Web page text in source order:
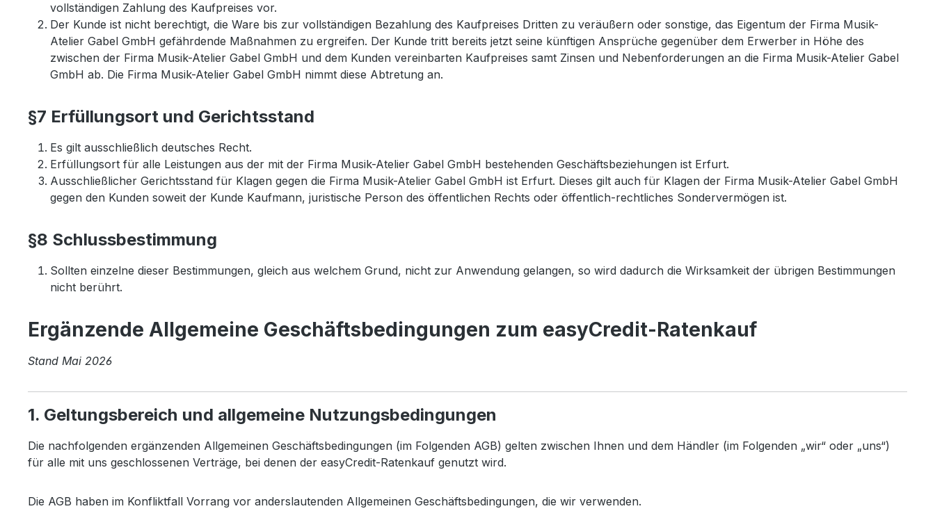
vollständigen Zahlung des Kaufpreises vor.
Der Kunde ist nicht berechtigt, die Ware bis zur vollständigen Bezahlung des Kaufpreises Dritten zu veräußern oder sonstige, das Eigentum der Firma Musik-
Atelier Gabel GmbH gefährdende Maßnahmen zu ergreifen. Der Kunde tritt bereits jetzt seine künftigen Ansprüche gegenüber dem Erwerber in Höhe des
zwischen der Firma Musik-Atelier Gabel GmbH und dem Kunden vereinbarten Kaufpreises samt Zinsen und Nebenforderungen an die Firma Musik-Atelier Gabel
GmbH ab. Die Firma Musik-Atelier Gabel GmbH nimmt diese Abtretung an.
§7 Erfüllungsort und Gerichtsstand
Es gilt ausschließlich deutsches Recht.
Erfüllungsort für alle Leistungen aus der mit der Firma Musik-Atelier Gabel GmbH bestehenden Geschäftsbeziehungen ist Erfurt.
Ausschließlicher Gerichtsstand für Klagen gegen die Firma Musik-Atelier Gabel GmbH ist Erfurt. Dieses gilt auch für Klagen der Firma Musik-Atelier Gabel GmbH
gegen den Kunden soweit der Kunde Kaufmann, juristische Person des öffentlichen Rechts oder öffentlich-rechtliches Sondervermögen ist.
§8 Schlussbestimmung
Sollten einzelne dieser Bestimmungen, gleich aus welchem Grund, nicht zur Anwendung gelangen, so wird dadurch die Wirksamkeit der übrigen Bestimmungen
nicht berührt.
Ergänzende Allgemeine Geschäftsbedingungen zum easyCredit-Ratenkauf
Stand Mai 2026
1. Geltungsbereich und allgemeine Nutzungsbedingungen
Die nachfolgenden ergänzenden Allgemeinen Geschäftsbedingungen (im Folgenden AGB) gelten zwischen Ihnen und dem Händler (im Folgenden „wir“ oder „uns“)
für alle mit uns geschlossenen Verträge, bei denen der easyCredit-Ratenkauf genutzt wird.
Die AGB haben im Konfliktfall Vorrang vor anderslautenden Allgemeinen Geschäftsbedingungen, die wir verwenden.